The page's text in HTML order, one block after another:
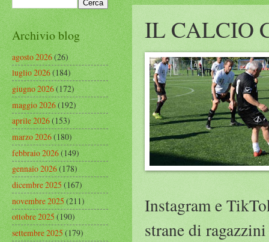
IL CALCIO
Instagram e
strane di
Archivio blog
agosto 2026(26)
luglio 2026(184)
giugno 2026(172)
maggio 2026(192)
aprile 2026(153)
marzo 2026(180)
febbraio 2026(149)
gennaio 2026(178)
dicembre 2025(167)
novembre 2025(211)
ottobre 2025(190)
settembre 2025(179)